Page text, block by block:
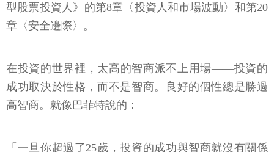
型股票投資人》的第8章〈投資人和市場波動〉和第20
章〈安全邊際〉。
在投資的世界裡，太高的智商派不上用場——投資的
成功取決於性格，而不是智商。良好的個性總是勝過
高智商。就像巴菲特說的：
「一旦你超過了25歲，投資的成功與智商就沒有關係